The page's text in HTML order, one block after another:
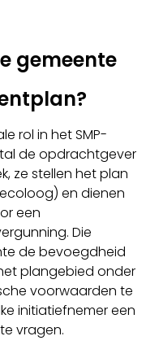
gemeente
rol in het SMP-
de opdrachtgever
ze stellen het plan
en dienen
een
Die
de bevoegdheid
plangebied onder
voorwaarden te
initiatiefnemer een
vragen.